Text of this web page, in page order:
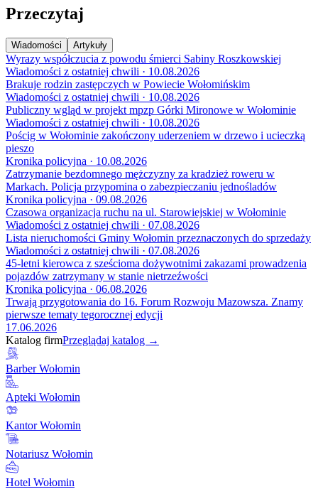
Przeczytaj
Wiadomości Artykuły
Wyrazy współczucia z powodu śmierci Sabiny Roszkowskiej
Wiadomości z ostatniej chwili · 10.08.2026
Brakuje rodzin zastępczych w Powiecie Wołomińskim
Wiadomości z ostatniej chwili · 10.08.2026
Publiczny wgląd w projekt mpzp Górki Mironowe w Wołominie
Wiadomości z ostatniej chwili · 10.08.2026
Pościg w Wołominie zakończony uderzeniem w drzewo i ucieczką
pieszo
Kronika policyjna · 10.08.2026
Zatrzymanie bezdomnego mężczyzny za kradzież roweru w
Markach. Policja przypomina o zabezpieczaniu jednośladów
Kronika policyjna · 09.08.2026
Czasowa organizacja ruchu na ul. Starowiejskiej w Wołominie
Wiadomości z ostatniej chwili · 07.08.2026
Lista nieruchomości Gminy Wołomin przeznaczonych do sprzedaży
Wiadomości z ostatniej chwili · 07.08.2026
45-letni kierowca z sześcioma dożywotnimi zakazami prowadzenia
pojazdów zatrzymany w stanie nietrzeźwości
Kronika policyjna · 06.08.2026
Trwają przygotowania do 16. Forum Rozwoju Mazowsza. Znamy
pierwsze tematy tegorocznej edycji
17.06.2026
Katalog firmPrzeglądaj katalog →
Barber Wołomin
Apteki Wołomin
Kantor Wołomin
Notariusz Wołomin
Hotel Wołomin